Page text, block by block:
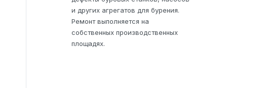
и других агрегатов для бурения.
Ремонт выполняется на
собственных производственных
площадях.